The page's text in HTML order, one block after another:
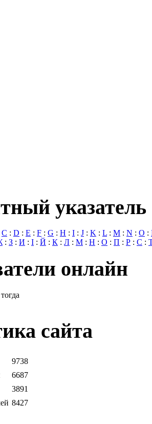
указатель
C : D : E : F : G : H : I : J : K : L : M : N : O :
: З : И : І : Й : К : Л : М : Н : О : П : Р : С :
онлайн
сайта
9738
6687
3891
8427